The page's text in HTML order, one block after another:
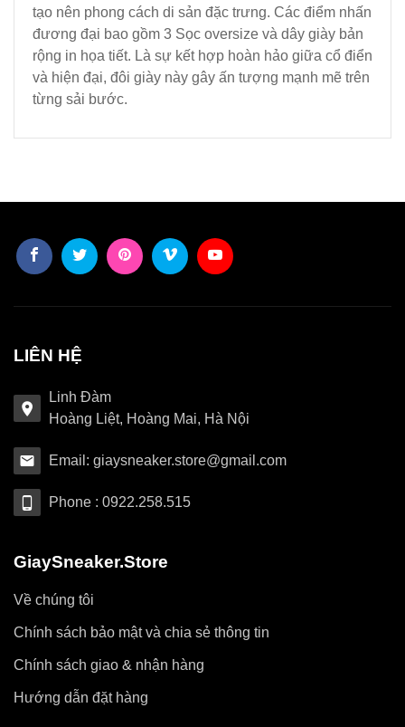
tạo nên phong cách di sản đặc trưng. Các điểm nhấn
đương đại bao gồm 3 Sọc oversize và dây giày bản
rộng in họa tiết. Là sự kết hợp hoàn hảo giữa cổ điển
và hiện đại, đôi giày này gây ấn tượng mạnh mẽ trên
từng sải bước.
LIÊN HỆ
Linh Đàm
Hoàng Liệt, Hoàng Mai, Hà Nội
Email: giaysneaker.store@gmail.com
Phone : 0922.258.515
GiaySneaker.Store
Về chúng tôi
Chính sách bảo mật và chia sẻ thông tin
Chính sách giao & nhận hàng
Hướng dẫn đặt hàng